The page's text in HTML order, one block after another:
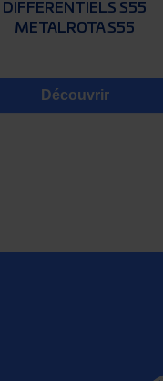
DIFFERENTIELS S55
METALROTA S55
Découvrir